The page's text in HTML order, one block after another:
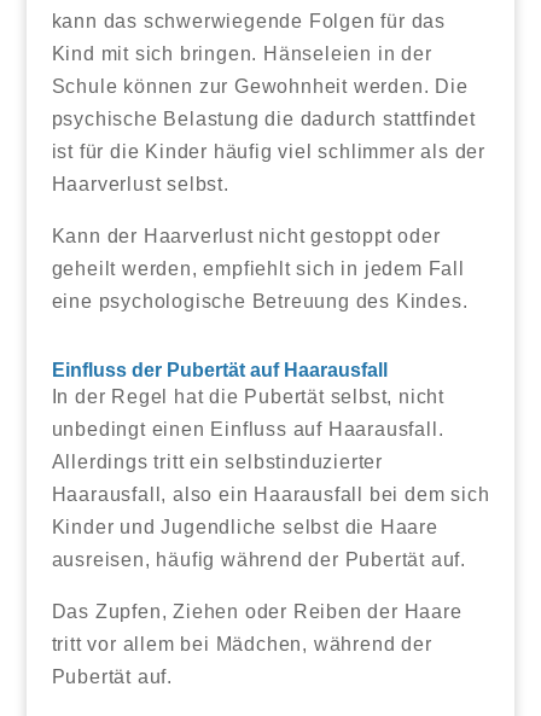
kann das schwerwiegende Folgen für das
Kind mit sich bringen. Hänseleien in der
Schule können zur Gewohnheit werden. Die
psychische Belastung die dadurch stattfindet
ist für die Kinder häufig viel schlimmer als der
Haarverlust selbst.
Kann der Haarverlust nicht gestoppt oder
geheilt werden, empfiehlt sich in jedem Fall
eine psychologische Betreuung des Kindes.
Einfluss der Pubertät auf Haarausfall
In der Regel hat die Pubertät selbst, nicht
unbedingt einen Einfluss auf Haarausfall.
Allerdings tritt ein selbstinduzierter
Haarausfall, also ein Haarausfall bei dem sich
Kinder und Jugendliche selbst die Haare
ausreisen, häufig während der Pubertät auf.
Das Zupfen, Ziehen oder Reiben der Haare
tritt vor allem bei Mädchen, während der
Pubertät auf.